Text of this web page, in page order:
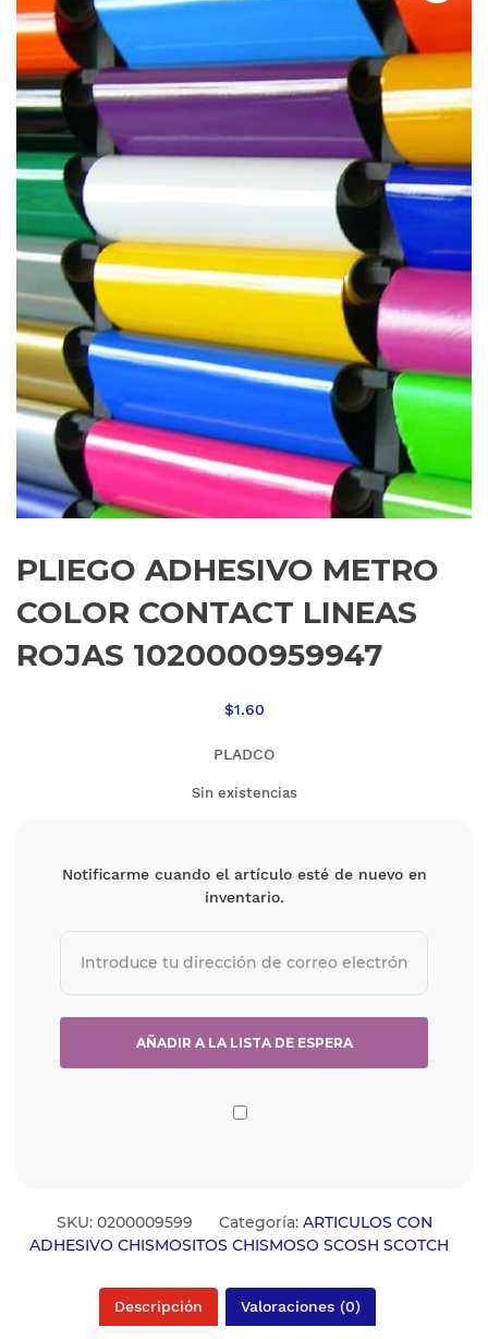
PLIEGO ADHESIVO METRO
COLOR CONTACT LINEAS
ROJAS 1020000959947
$1.60
PLADCO
Sin existencias
Notificarme cuando el artículo esté de nuevo en
inventario.
SKU: 0200009599 Categoría: ARTICULOS CON
ADHESIVO CHISMOSITOS CHISMOSO SCOSH SCOTCH
Descripción Valoraciones (0)